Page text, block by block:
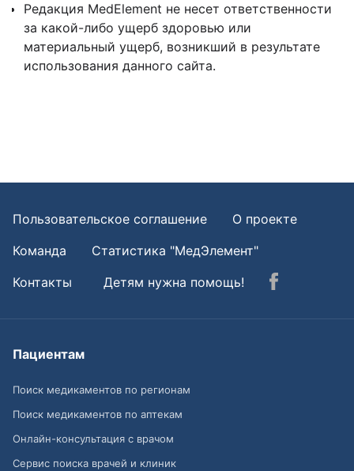
Редакция MedElement не несет ответственности
за какой-либо ущерб здоровью или
материальный ущерб, возникший в результате
использования данного сайта.
Пользовательское соглашение
О проекте
Команда
Статистика "МедЭлемент"
Контакты
Детям нужна помощь!
Пациентам
Поиск медикаментов по регионам
Поиск медикаментов по аптекам
Онлайн-консультация с врачом
Сервис поиска врачей и клиник